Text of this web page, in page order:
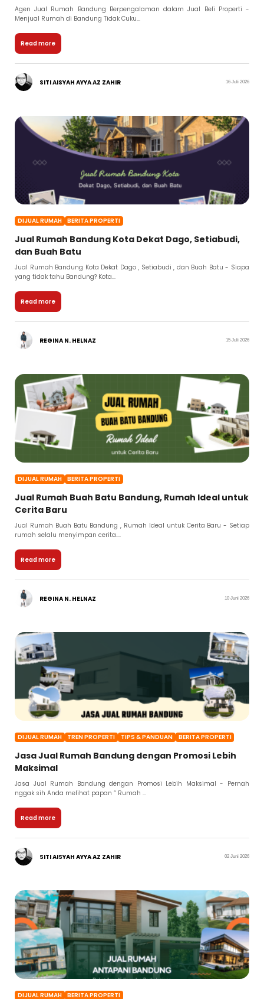
Agen Jual Rumah Bandung Berpengalaman dalam Jual Beli Properti -
Menjual Rumah di Bandung Tidak Cuku...
Read more
SITI AISYAH AYYA AZ ZAHIR 16 Juli 2026
DIJUAL RUMAH BERITA PROPERTI
Jual Rumah Bandung Kota Dekat Dago, Setiabudi,
dan Buah Batu
Jual Rumah Bandung Kota Dekat Dago , Setiabudi , dan Buah Batu - Siapa
yang tidak tahu Bandung? Kota...
Read more
REGINA N. HELNAZ 15 Juli 2026
DIJUAL RUMAH BERITA PROPERTI
Jual Rumah Buah Batu Bandung, Rumah Ideal untuk
Cerita Baru
Jual Rumah Buah Batu Bandung , Rumah Ideal untuk Cerita Baru - Setiap
rumah selalu menyimpan cerita....
Read more
REGINA N. HELNAZ 10 Juni 2026
DIJUAL RUMAH TREN PROPERTI TIPS & PANDUAN BERITA PROPERTI
Jasa Jual Rumah Bandung dengan Promosi Lebih
Maksimal
Jasa Jual Rumah Bandung dengan Promosi Lebih Maksimal - Pernah
nggak sih Anda melihat papan “ Rumah ...
Read more
SITI AISYAH AYYA AZ ZAHIR 02 Juni 2026
DIJUAL RUMAH BERITA PROPERTI